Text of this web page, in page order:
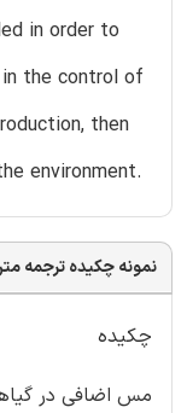
in order to
the control of
then
environment.
نمونه چکیده ترجمه
چکیده
مس اضافی در